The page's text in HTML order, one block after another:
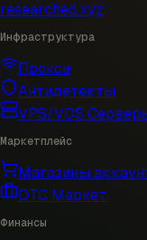
researched.xyz
Инфраструктура
Прокси
Антидетекты
VPS/VDS
Маркетплейс
Магазины
OTC Маркет
Финансы